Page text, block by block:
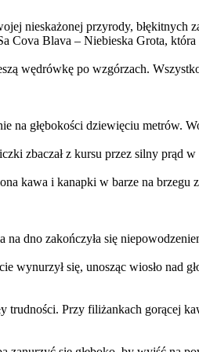
nieskażonej przyrody, błękitnych
Cova Blava – Niebieska Grota,
wędrówkę po wzgórzach.
na głębokości dziewięciu metrów.
zbaczał z kursu przez silny prąd w
kawa i kanapki w barze na brzegu
na dno zakończyła się
się, unosząc wiosło nad
trudności. Przy filiżankach gorącej